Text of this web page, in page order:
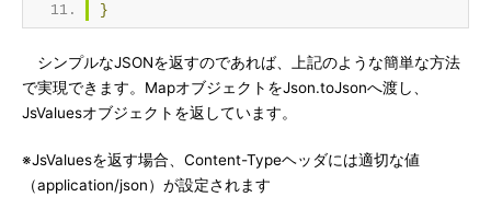
}
シンプルなJSONを返すのであれば、上記のような簡単な方法
で実現できます。MapオブジェクトをJson.toJsonへ渡し、
JsValuesオブジェクトを返しています。
※JsValuesを返す場合、Content-Typeヘッダには適切な値
（application/json）が設定されます